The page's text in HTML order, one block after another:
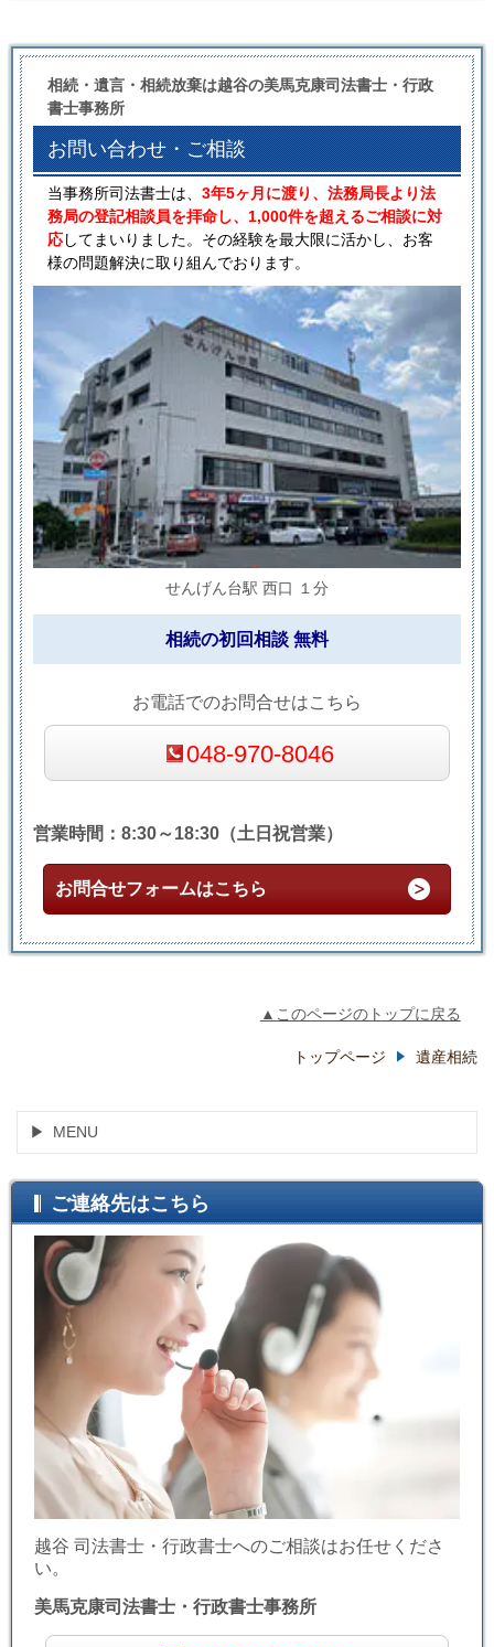
相続・遺言・相続放棄は越谷の美馬克康司法書士・行政
書士事務所
お問い合わせ・ご相談
当事務所司法書士は、 3年5ヶ月に渡り、法務局長より法
務局の登記相談員を拝命し、1,000件を超えるご相談に対
応してまいりました。その経験を最大限に活かし、お客
様の問題解決に取り組んでおります。
せんげん台駅 西口 １分
相続の初回相談 無料
お電話でのお問合せはこちら
048-970-8046
営業時間：8:30～18:30（土日祝営業）
お問合せフォームはこちら
▲このページのトップに戻る
トップページ 遺産相続
MENU
ご連絡先はこちら
越谷 司法書士・行政書士へのご相談はお任せくださ
い。
美馬克康司法書士・行政書士事務所